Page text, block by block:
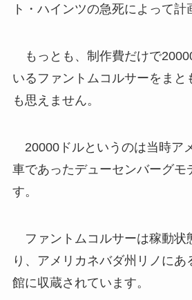
ト・ハインツの急死によって計
もっとも、制作費だけで
いるファントムコルサーをまと
も思えません。
20000ドルというのは当時ア
車であったデューセンバーグモ
す。
ファントムコルサーは稼動状
り、アメリカネバダ州リノにあ
館に収蔵されています。